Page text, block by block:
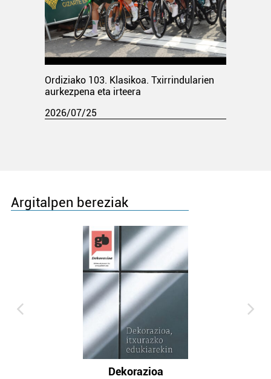
Ordiziako 103. Klasikoa. Txirrindularien
aurkezpena eta irteera
2026/07/25
Argitalpen bereziak
Dekorazioa